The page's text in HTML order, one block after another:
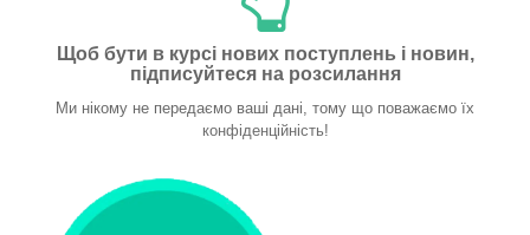
Щоб бути в курсі нових поступлень і новин,
підписуйтеся на розсилання
Ми нікому не передаємо ваші дані, тому що поважаємо їх
конфіденційність!